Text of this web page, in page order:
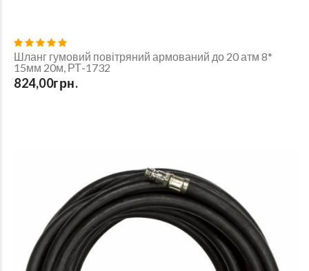
Шланг гумовий повітряний армований до 20 атм 8*
15мм 20м, РТ-1732
824,00грн.